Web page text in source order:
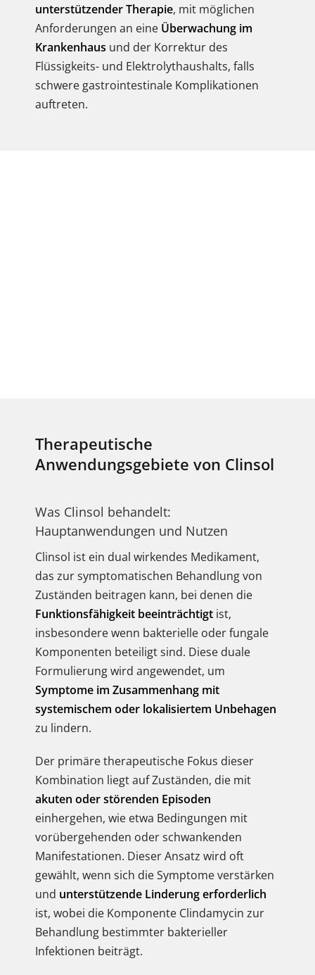
unterstützender Therapie, mit möglichen
Anforderungen an eine Überwachung im
Krankenhaus und der Korrektur des
Flüssigkeits- und Elektrolythaushalts, falls
schwere gastrointestinale Komplikationen
auftreten.
Therapeutische
Anwendungsgebiete von Clinsol
Was Clinsol behandelt:
Hauptanwendungen und Nutzen
Clinsol ist ein dual wirkendes Medikament,
das zur symptomatischen Behandlung von
Zuständen beitragen kann, bei denen die
Funktionsfähigkeit beeinträchtigt ist,
insbesondere wenn bakterielle oder fungale
Komponenten beteiligt sind. Diese duale
Formulierung wird angewendet, um
Symptome im Zusammenhang mit
systemischem oder lokalisiertem Unbehagen
zu lindern.
Der primäre therapeutische Fokus dieser
Kombination liegt auf Zuständen, die mit
akuten oder störenden Episoden
einhergehen, wie etwa Bedingungen mit
vorübergehenden oder schwankenden
Manifestationen. Dieser Ansatz wird oft
gewählt, wenn sich die Symptome verstärken
und unterstützende Linderung erforderlich
ist, wobei die Komponente Clindamycin zur
Behandlung bestimmter bakterieller
Infektionen beiträgt.